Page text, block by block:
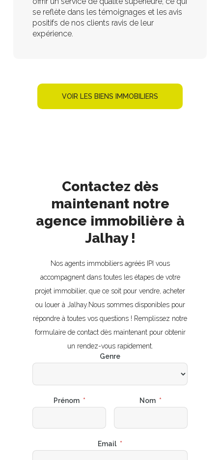
se reflète dans les témoignages et les avis
positifs de nos clients ravis de leur
expérience.
VOIR LES BIENS IMMOBILIERS
Contactez dès
maintenant notre
agence immobilière à
Jalhay !
Nos agents immobiliers agréés IPI vous
accompagnent dans toutes les étapes de votre
projet immobilier, que ce soit pour vendre, acheter
ou louer à Jalhay.Nous sommes disponibles pour
répondre à toutes vos questions ! Remplissez notre
formulaire de contact dès maintenant pour obtenir
un rendez-vous rapidement.
Genre
Prénom * Nom *
Email *